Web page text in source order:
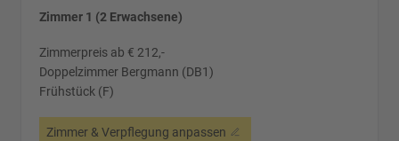
Zimmer 1 (2 Erwachsene)
Zimmerpreis ab € 212,-
Doppelzimmer Bergmann (DB1)
Frühstück (F)
Zimmer & Verpflegung anpassen